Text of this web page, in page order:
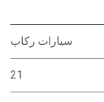
سيارات ركاب
21